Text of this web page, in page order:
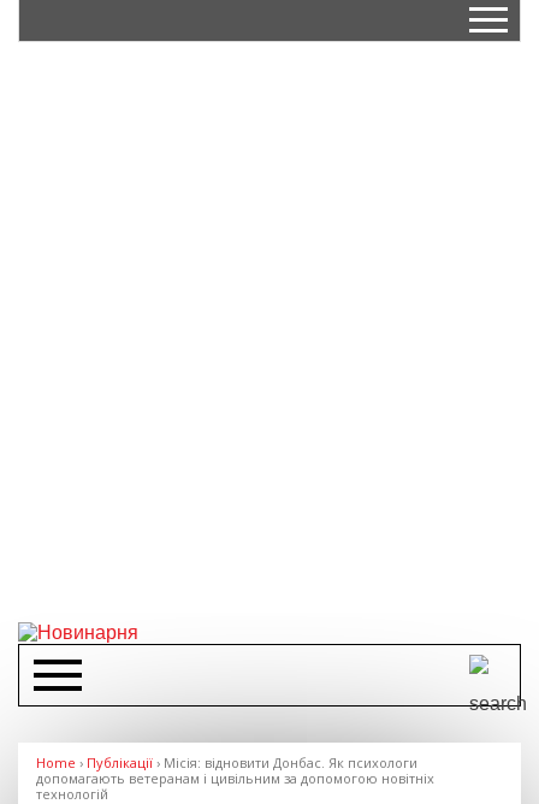
Home › Публікації › Місія: відновити Донбас. Як психологи
допомагають ветеранам і цивільним за допомогою новітніх
технологій